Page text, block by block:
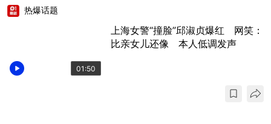
01:50
热爆话题
上海女警“撞脸”邱淑贞爆红 网笑：
比亲女儿还像 本人低调发声